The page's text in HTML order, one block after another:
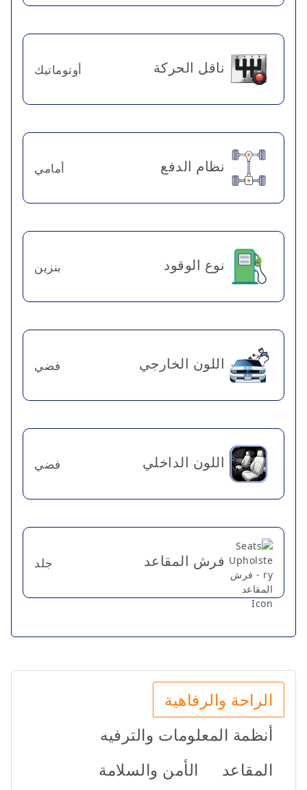
ناقل الحركة أوتوماتيك
نظام الدفع أمامي
نوع الوقود بنزين
اللون الخارجي فضي
اللون الداخلي فضي
فرش المقاعد جلد
الراحة والرفاهية
أنظمة المعلومات والترفيه
المقاعد
الأمن والسلامة